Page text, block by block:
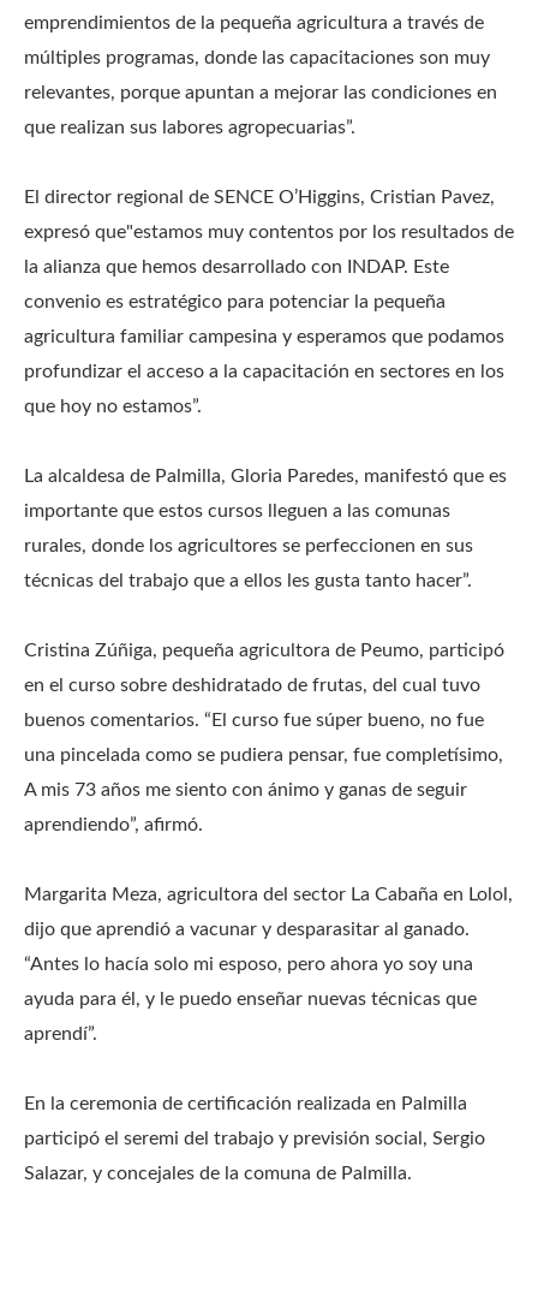
emprendimientos de la pequeña agricultura a través de
múltiples programas, donde las capacitaciones son muy
relevantes, porque apuntan a mejorar las condiciones en
que realizan sus labores agropecuarias”.
El director regional de SENCE O’Higgins, Cristian Pavez,
expresó que"estamos muy contentos por los resultados de
la alianza que hemos desarrollado con INDAP. Este
convenio es estratégico para potenciar la pequeña
agricultura familiar campesina y esperamos que podamos
profundizar el acceso a la capacitación en sectores en los
que hoy no estamos”.
La alcaldesa de Palmilla, Gloria Paredes, manifestó que es
importante que estos cursos lleguen a las comunas
rurales, donde los agricultores se perfeccionen en sus
técnicas del trabajo que a ellos les gusta tanto hacer”.
Cristina Zúñiga, pequeña agricultora de Peumo, participó
en el curso sobre deshidratado de frutas, del cual tuvo
buenos comentarios. “El curso fue súper bueno, no fue
una pincelada como se pudiera pensar, fue completísimo,
A mis 73 años me siento con ánimo y ganas de seguir
aprendiendo”, afirmó.
Margarita Meza, agricultora del sector La Cabaña en Lolol,
dijo que aprendió a vacunar y desparasitar al ganado.
“Antes lo hacía solo mi esposo, pero ahora yo soy una
ayuda para él, y le puedo enseñar nuevas técnicas que
aprendí”.
En la ceremonia de certificación realizada en Palmilla
participó el seremi del trabajo y previsión social, Sergio
Salazar, y concejales de la comuna de Palmilla.